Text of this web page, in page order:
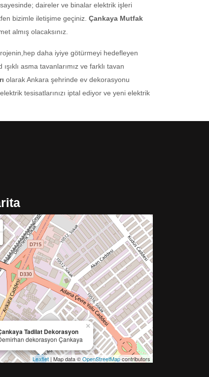
daireler ve binalar elektrik işleri
bizimle iletişime geçiniz. Çankaya Mutfak
almış olacaksınız.
daha iyiye götürmeyi hedefleyen
asma tavanlarımız ve farklı tavan
olarak Ankara şehrinde ev dekorasyonu
tesisatlarınızı iptal ediyor ve yeni elektrik
Tadilat Dekorasyon
dekorasyon Çankaya
×
Leaflet | Map data ©OpenStreetMapcontributors